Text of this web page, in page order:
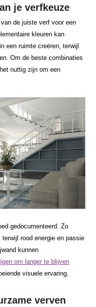
je verfkeuze
de juiste verf voor een
kleuren kan
een ruimte creëren, terwijl
Om de beste combinaties
nuttig zijn om een
gedocumenteerd. Zo
rood energie en passie
kunnen
om langer te blijven
visuele ervaring.
verven